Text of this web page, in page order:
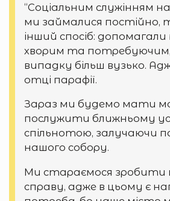
“Соціальним служінням
ми займалися постійно,
інший спосіб:
хворим та
випадку більш вузько.
отці парафії.
Зараз ми будемо мати
послужити ближньому
спільнотою, залучаючи
нашого собору.
Ми стараємося зробити
справу, адже в цьому є